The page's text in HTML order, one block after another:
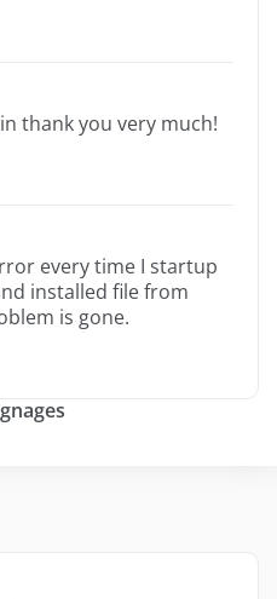
thank you very much!
every time I startup
installed file from
is gone.